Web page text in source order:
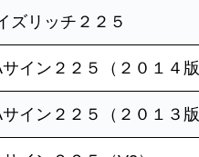
ズリッチ２２５
イン２２５（２０１４版
イン２２５（２０１３版